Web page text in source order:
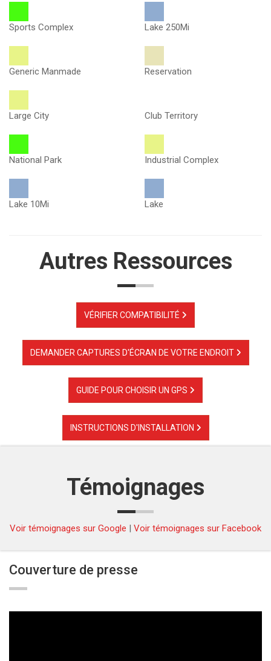
Sports Complex Lake 250Mi
Generic Manmade Reservation
Large City Club Territory
National Park Industrial Complex
Lake 10Mi Lake
Autres Ressources
VÉRIFIER COMPATIBILITÉ
DEMANDER CAPTURES D'ÉCRAN DE VOTRE ENDROIT
GUIDE POUR CHOISIR UN GPS
INSTRUCTIONS D'INSTALLATION
Témoignages
Voir témoignages sur Google | Voir témoignages sur Facebook
Couverture de presse